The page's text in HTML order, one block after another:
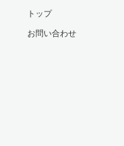
トップ
お問い合わせ